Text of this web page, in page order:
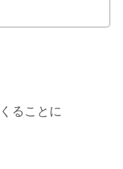
ることに